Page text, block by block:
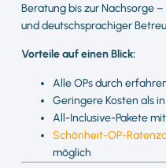
Beratung bis zur Nachsorge
und deutschsprachiger
Vorteile auf einen Blick:
Alle OPs durch
Geringere Kosten als
All-Inclusive-Pakete
Schönheit-OP-
möglich